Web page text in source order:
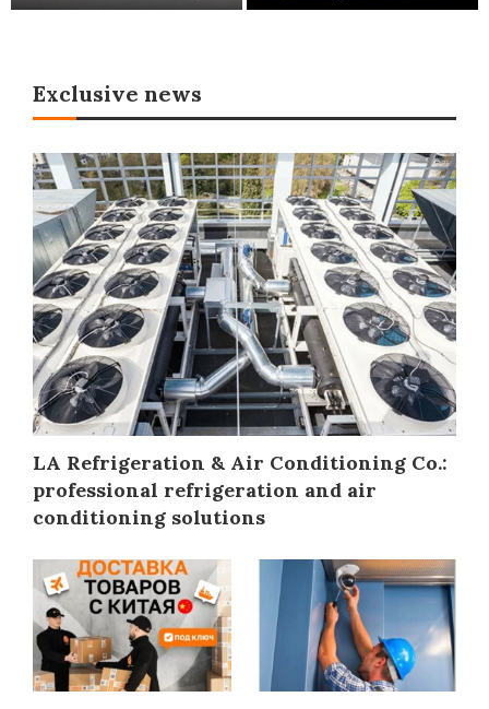
Exclusive news
LA Refrigeration & Air Conditioning Co.:
professional refrigeration and air
conditioning solutions